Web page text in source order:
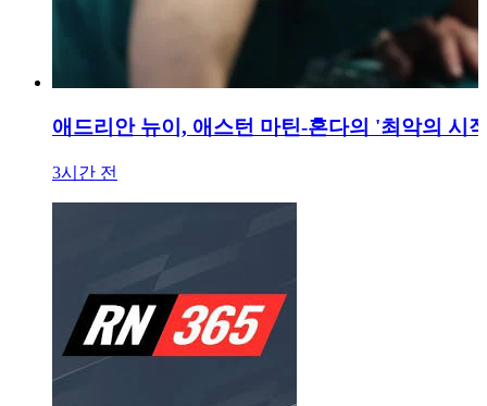
애드리안 뉴이, 애스턴 마틴-혼다의 '최악의 시
3시간 전